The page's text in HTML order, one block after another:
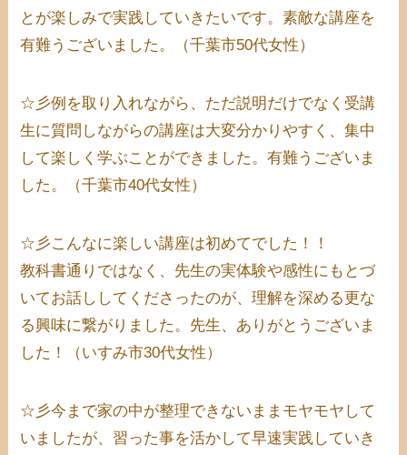
とが楽しみで実践していきたいです。素敵な講座を
有難うございました。（千葉市50代女性）
☆彡例を取り入れながら、ただ説明だけでなく受講
生に質問しながらの講座は大変分かりやすく、集中
して楽しく学ぶことができました。有難うございま
した。（千葉市40代女性）
☆彡こんなに楽しい講座は初めてでした！！
教科書通りではなく、先生の実体験や感性にもとづ
いてお話ししてくださったのが、理解を深める更な
る興味に繋がりました。先生、ありがとうございま
した！（いすみ市30代女性）
☆彡今まで家の中が整理できないままモヤモヤして
いましたが、習った事を活かして早速実践していき